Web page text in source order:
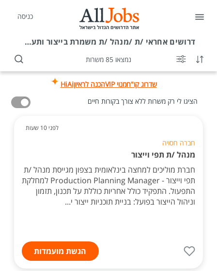
כניסה
דרושים אחראי /ת /מנהל /ת משמרת בייצור ותעשייה בצפון
נמצאו 85 משרות
שדרוג קו"חמנוי VIP הכנה לראיוןHiAi
הציגו לי רק משרות ללא צורך בקורות חיים
לפני 10 שעות
חברה חסויה
מנהל /ת תפי וייצור
חברת מוליכים למחצה בינלאומית בצפון מגייסת מנהל /ת
תפי וייצור - Production Planning Manager למחלקת
התפעול. התפקיד כולל אחריות כוללת על תכנון, תזמון
וניהול הייצור בפועל: בניית תוכניות ייצור י...
הגשת מועמדות